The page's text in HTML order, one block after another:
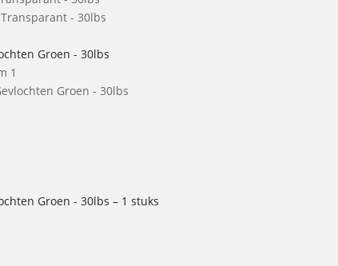
- 30lbs
Groen - 30lbs
Groen - 30lbs
Groen - 30lbs – 1 stuks